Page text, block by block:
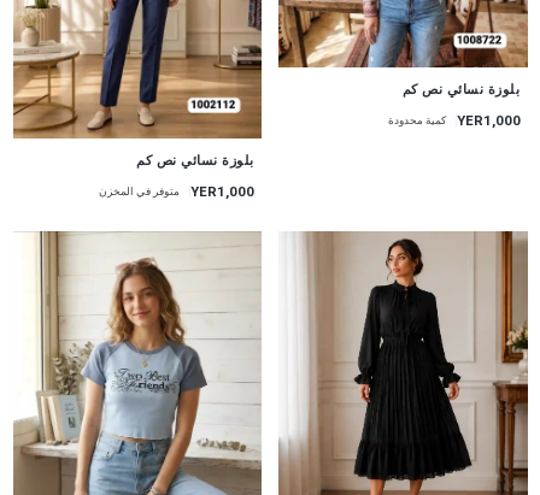
بلوزة نسائي نص كم
YER1,000 كمية محدودة
بلوزة نسائي نص كم
YER1,000 متوفر في المخزن